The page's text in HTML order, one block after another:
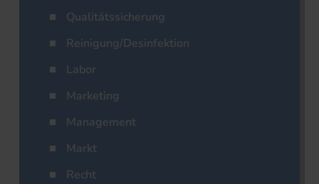
Qualitätssicherung
Reinigung/Desinfektion
Labor
Marketing
Management
Markt
Recht